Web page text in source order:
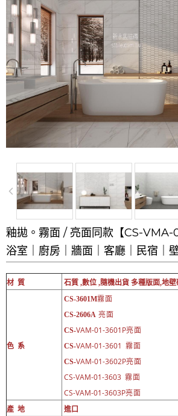
LINE官方帳
釉拋。霧面 / 亮面同款【CS-VMA-
浴室｜廚房｜牆面｜客廳｜民宿｜
材 質 石質 ,數位 ,隨機出貨 多種版面,地壁
色 系
CS-3601M霧面
CS-2606A 亮面
CS-VAM-01-3601P亮面
CS-VAM-01-3601 霧面
CS-VAM-01-3602P亮面
CS-VAM-01-3603 霧面
CS-VAM-01-3603P亮面
產 地
進口